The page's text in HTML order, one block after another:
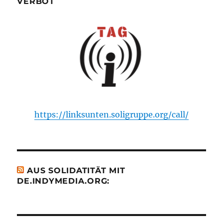
https://linksunten.soligruppe.org/call/
AUS SOLIDATITÄT MIT
DE.INDYMEDIA.ORG: